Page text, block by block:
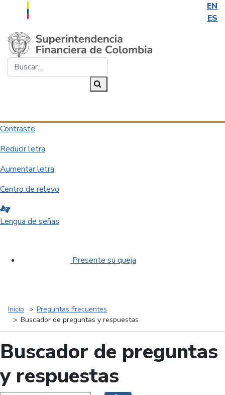
EN
ES
Saltar al contenido principal
Contraste
Reducir letra
Aumentar letra
Centro de relevo
Lengua de señas
Presente su queja
Inicio
Preguntas Frecuentes
Buscador de preguntas y respuestas
Buscador de preguntas
y respuestas